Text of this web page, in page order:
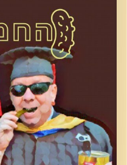
קרדיט תמונות:AudioVersity